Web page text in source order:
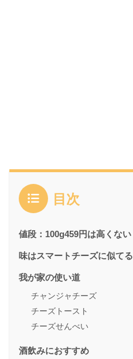
目次
値段：100g459円は高くない
味はスマートチーズに似てる
我が家の使い道
チャンジャチーズ
チーズトースト
チーズせんべい
酒飲みにおすすめ